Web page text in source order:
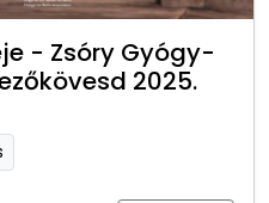
- Zsóry Gyógy-
2025.